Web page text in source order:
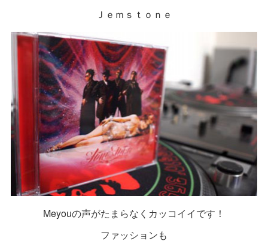
Ｊｅｍｓｔｏｎｅ
Meyouの声がたまらなくカッコイイです！
ファッションも